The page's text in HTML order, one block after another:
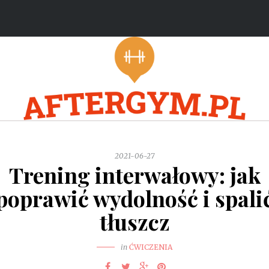
2021-06-27
Trening interwałowy: jak
wydolność i
tłuszcz
in ĆWICZENIA